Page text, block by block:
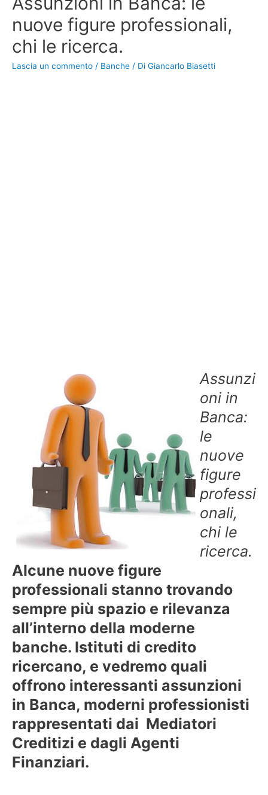
nuove figure professionali,
chi le ricerca.
Lascia un commento / Banche / Di Giancarlo Biasetti
Assunzi
oni in
Banca:
le
nuove
figure
professi
onali,
chi le
ricerca.
Alcune nuove figure
professionali stanno trovando
sempre più spazio e rilevanza
all’interno della moderne
banche. Istituti di credito
ricercano, e vedremo quali
offrono interessanti assunzioni
in Banca, moderni professionisti
rappresentati dai Mediatori
Creditizi e dagli Agenti
Finanziari.